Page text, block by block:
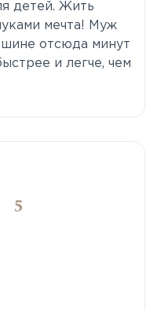
детей. Жить
мечта! Муж
отсюда минут
и легче, чем
5